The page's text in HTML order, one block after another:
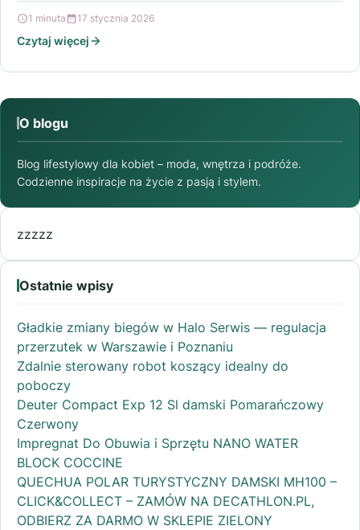
1 minuta 17 stycznia 2026
Czytaj więcej
O blogu
Blog lifestylowy dla kobiet – moda, wnętrza i podróże.
Codzienne inspiracje na życie z pasją i stylem.
zzzzz
Ostatnie wpisy
Gładkie zmiany biegów w Halo Serwis — regulacja
przerzutek w Warszawie i Poznaniu
Zdalnie sterowany robot koszący idealny do
poboczy
Deuter Compact Exp 12 Sl damski Pomarańczowy
Czerwony
Impregnat Do Obuwia i Sprzętu NANO WATER
BLOCK COCCINE
QUECHUA POLAR TURYSTYCZNY DAMSKI MH100 –
CLICK&COLLECT – ZAMÓW NA DECATHLON.PL,
ODBIERZ ZA DARMO W SKLEPIE ZIELONY